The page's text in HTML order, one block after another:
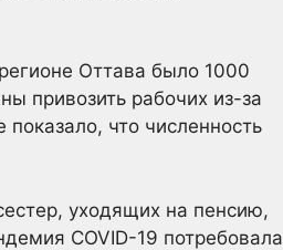
Оттава было 1000
привозить рабочих из-за
что численность
уходящих на пенсию,
COVID-19 потребовала